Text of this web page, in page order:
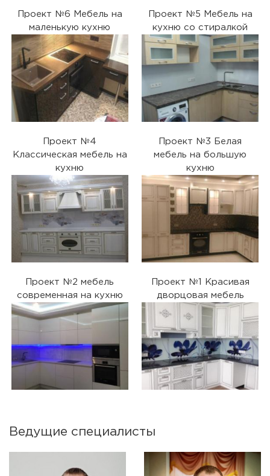
Проект №6 Мебель на
маленькую кухню
Проект №5 Мебель на
кухню со стиралкой
Проект №4
Классическая мебель на
кухню
Проект №3 Белая
мебель на большую
кухню
Проект №2 мебель
современная на кухню
Проект №1 Красивая
дворцовая мебель
Ведущие специалисты